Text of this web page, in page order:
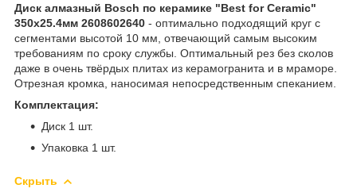
Диск алмазный Bosch по керамике "Best for Ceramic"
350х25.4мм 2608602640 - оптимально подходящий круг с
сегментами высотой 10 мм, отвечающий самым высоким
требованиям по сроку службы. Оптимальный рез без сколов
даже в очень твёрдых плитах из керамогранита и в мраморе.
Отрезная кромка, наносимая непосредственным спеканием.
Комплектация:
Диск 1 шт.
Упаковка 1 шт.
Скрыть